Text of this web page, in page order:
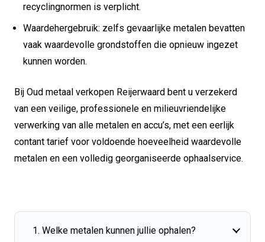
recyclingnormen is verplicht.
Waardehergebruik: zelfs gevaarlijke metalen bevatten
vaak waardevolle grondstoffen die opnieuw ingezet
kunnen worden.
Bij Oud metaal verkopen Reijerwaard bent u verzekerd
van een veilige, professionele en milieuvriendelijke
verwerking van alle metalen en accu’s, met een eerlijk
contant tarief voor voldoende hoeveelheid waardevolle
metalen en een volledig georganiseerde ophaalservice.
1. Welke metalen kunnen jullie ophalen?